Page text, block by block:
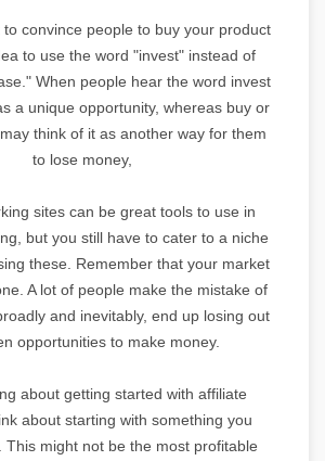
convince people to buy your product
to use the word "invest" instead of
When people hear the word invest
a unique opportunity, whereas buy or
think of it as another way for them
to lose money,
sites can be great tools to use in
but you still have to cater to a niche
these. Remember that your market
A lot of people make the mistake of
and inevitably, end up losing out
opportunities to make money.
about getting started with affiliate
about starting with something you
This might not be the most profitable